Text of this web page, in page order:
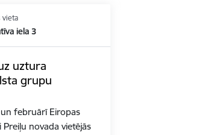
vieta
iela 3
uztura
grupu
un februārī Eiropas
novada vietējās